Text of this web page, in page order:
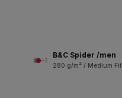
+2
B&C Spider /men
280 g/m² / Medium Fit